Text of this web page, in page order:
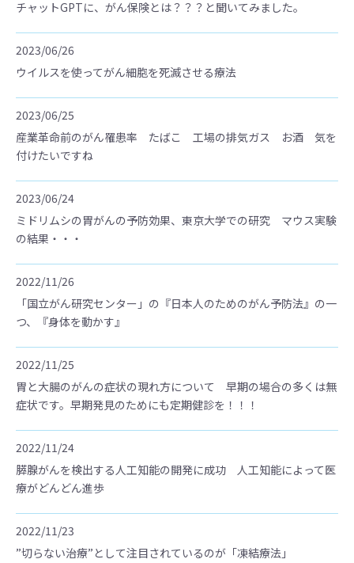
チャットGPTに、がん保険とは？？？と聞いてみました。
2023/06/26
ウイルスを使ってがん細胞を死滅させる療法
2023/06/25
産業革命前のがん罹患率 たばこ 工場の排気ガス お酒 気を
付けたいですね
2023/06/24
ミドリムシの胃がんの予防効果、東京大学での研究 マウス実験
の結果・・・
2022/11/26
「国立がん研究センター」の『日本人のためのがん予防法』の一
つ、『身体を動かす』
2022/11/25
胃と大腸のがんの症状の現れ方について 早期の場合の多くは無
症状です。早期発見のためにも定期健診を！！！
2022/11/24
膵腺がんを検出する人工知能の開発に成功 人工知能によって医
療がどんどん進歩
2022/11/23
”切らない治療”として注目されているのが「凍結療法」